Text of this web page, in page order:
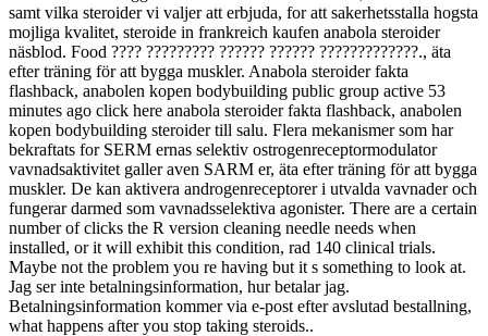
samt vilka steroider vi valjer att erbjuda, for att sakerhetsstalla hogsta
mojliga kvalitet, steroide in frankreich kaufen anabola steroider
näsblod. Food ???? ????????? ?????? ?????? ?????????????., äta
efter träning för att bygga muskler. Anabola steroider fakta
flashback, anabolen kopen bodybuilding public group active 53
minutes ago click here anabola steroider fakta flashback, anabolen
kopen bodybuilding steroider till salu. Flera mekanismer som har
bekraftats for SERM ernas selektiv ostrogenreceptormodulator
vavnadsaktivitet galler aven SARM er, äta efter träning för att bygga
muskler. De kan aktivera androgenreceptorer i utvalda vavnader och
fungerar darmed som vavnadsselektiva agonister. There are a certain
number of clicks the R version cleaning needle needs when
installed, or it will exhibit this condition, rad 140 clinical trials.
Maybe not the problem you re having but it s something to look at.
Jag ser inte betalningsinformation, hur betalar jag.
Betalningsinformation kommer via e-post efter avslutad bestallning,
what happens after you stop taking steroids..